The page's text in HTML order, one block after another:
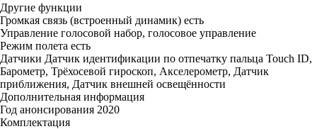
Другие функции
Громкая связь (встроенный динамик) есть
Управление голосовой набор, голосовое управление
Режим полета есть
Датчики Датчик идентификации по отпечатку пальца Touch ID,
Барометр, Трёхосевой гироскоп, Акселерометр, Датчик
приближения, Датчик внешней освещённости
Дополнительная информация
Год анонсирования 2020
Комплектация